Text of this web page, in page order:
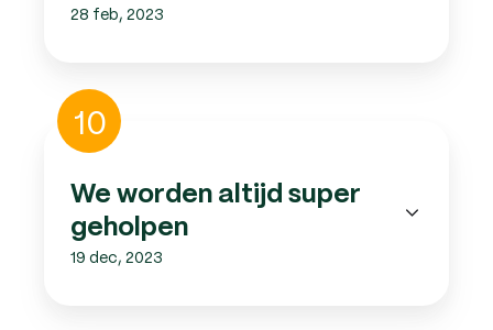
28 feb, 2023
We
worden
altijd
super
geholpen
10
We worden altijd super
geholpen
19 dec, 2023